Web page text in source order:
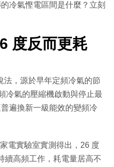
冷氣慳電區間是什麼？立刻
度反而更耗
法，源於早年定頻冷氣的節
冷氣的壓縮機啟動與停止最
遍換新一級能效的變頻冷
家電實驗室實測得出，26 度
續高頻工作，耗電量居高不